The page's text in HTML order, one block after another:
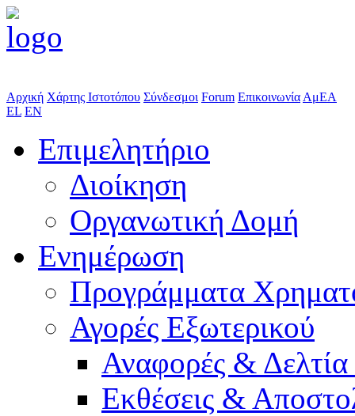
Αρχική Χάρτης Ιστοτόπου Σύνδεσμοι Forum Επικοινωνία ΑμΕΑ
EL EN
Επιμελητήριο
Διοίκηση
Οργανωτική Δομή
Ενημέρωση
Προγράμματα
Αγορές Εξωτερικού
Αναφορές &
Εκθέσεις &